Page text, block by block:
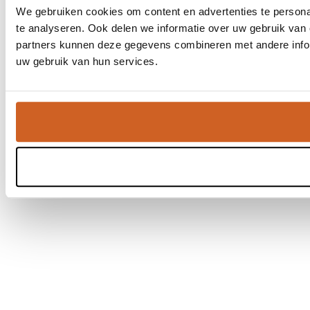
We gebruiken cookies om content en advertenties te
te analyseren. Ook delen we informatie over uw gebruik
partners kunnen deze gegevens combineren met andere
uw gebruik van hun services.